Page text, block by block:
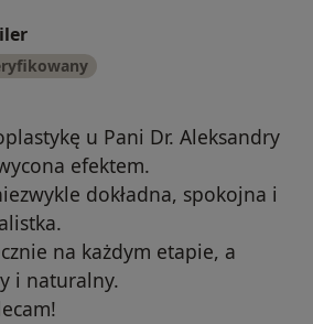
u Pani Dr. Aleksandry
efektem.
dokładna, spokojna i
na każdym etapie, a
i naturalny.